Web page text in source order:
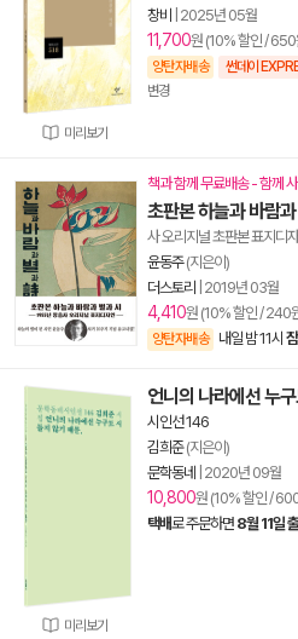
미리보기
창비
2025년 05월
11,700원 (10% 할인 / 650
양탄자배송 썬데이
변경
책과 함께 무료배송 - 함께
초판본 하늘과 바람
사 오리지널 초판본 표지디
윤동주(지은이)
더스토리
2019년 03월
4,410원 (10% 할인 / 240
양탄자배송 내일 밤 11시
미리보기
언니의 나라에선 누
시인선 146
김희준(지은이)
문학동네
2020년 09월
10,800원 (10% 할인 /
택배로 주문하면 8월 11일